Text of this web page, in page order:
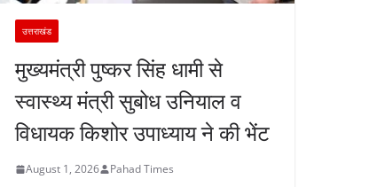
उत्तराखंड
मुख्यमंत्री पुष्कर सिंह धामी से
स्वास्थ्य मंत्री सुबोध उनियाल व
विधायक किशोर उपाध्याय ने की भेंट
August 1, 2026 Pahad Times